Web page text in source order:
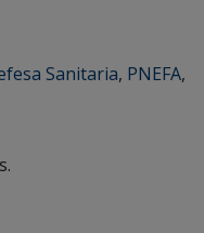
Sanitaria, PNEFA,